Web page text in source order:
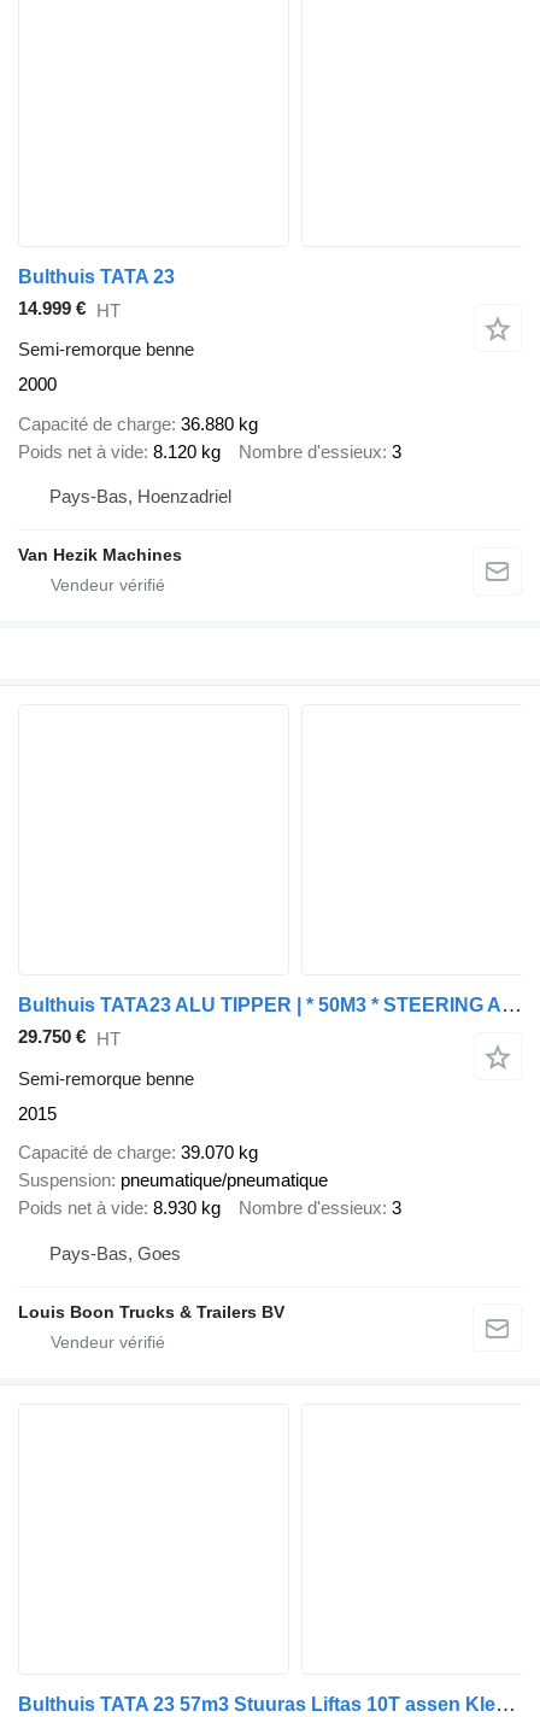
Bulthuis TATA 23
14.999 € HT
Semi-remorque benne
2000
Capacité de charge 36.880 kg
Poids net à vide 8.120 kg Nombre d'essieux 3
Pays-Bas, Hoenzadriel
Van Hezik Machines
Bulthuis TATA23 ALU TIPPER | * 50M3 * STEERING AXLE * NLTRAILER * TOP CON
29.750 € HT
Semi-remorque benne
2015
Capacité de charge 39.070 kg
Suspension pneumatique/pneumatique
Poids net à vide 8.930 kg Nombre d'essieux 3
Pays-Bas, Goes
Louis Boon Trucks & Trailers BV
Bulthuis TATA 23 57m3 Stuuras Liftas 10T assen Klep/Deuren + bietenrek Ni